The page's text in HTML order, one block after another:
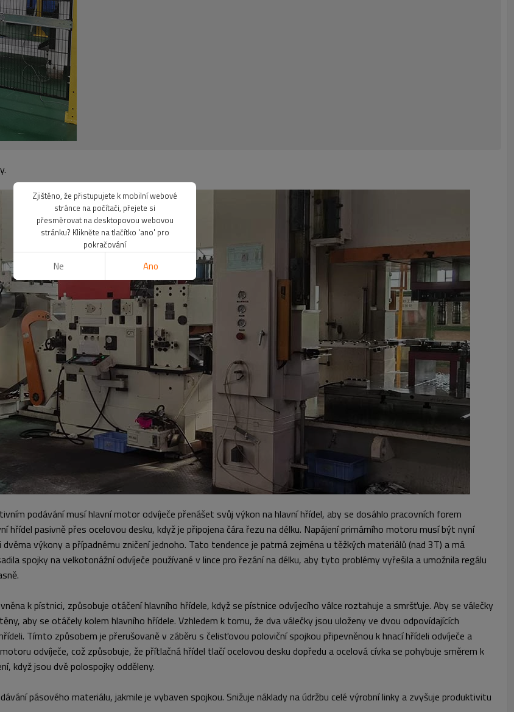
podávání musí hlavní motor odvíječe přenášet svůj výkon na hlavní hřídel, aby se dosáhlo pracovních forem
hřídel pasivně přes ocelovou desku, když je připojena čára řezu na délku. Napájení primárního motoru musí být nyní
výkony a případnému zničení jednoho. Tato tendence je patrná zejména u těžkých materiálů (nad 3T) a má
spojky na velkotonážní odvíječe používané v lince pro řezání na délku, aby tyto problémy vyřešila a umožnila regálu
k pístnici, způsobuje otáčení hlavního hřídele, když se pístnice odvíjecího válce roztahuje a smršťuje. Aby se válečky
aby se otáčely kolem hlavního hřídele. Vzhledem k tomu, že dva válečky jsou uloženy ve dvou odpovídajících
Tímto způsobem je přerušovaně v záběru s čelisťovou poloviční spojkou připevněnou k hnací hřídeli odvíječe a
odvíječe, což způsobuje, že přítlačná hřídel tlačí ocelovou desku dopředu a ocelová cívka se pohybuje směrem k
když jsou dvě polospojky odděleny.
pásového materiálu, jakmile je vybaven spojkou. Snižuje náklady na údržbu celé výrobní linky a zvyšuje produktivitu
Zjištěno, že přistupujete k mobilní webové
stránce na počítači, přejete si
přesměrovat na desktopovou webovou
stránku? Klikněte na tlačítko 'ano' pro
pokračování
Ne Ano